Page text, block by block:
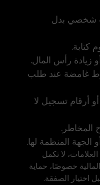
شخصي بدل
زيادة رأس المال.
غامضة عند طلب
أرقام تسجيل لا
المخاطر.
الجهة المنظمة لها.
لا تكمل
خصوصًا، حماية
اختيار الصفقة.